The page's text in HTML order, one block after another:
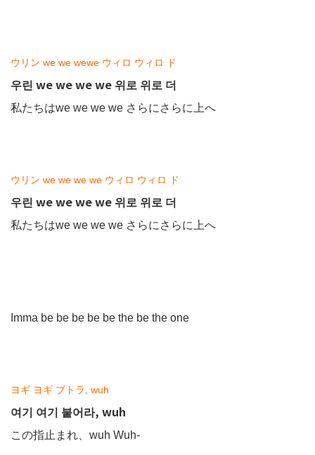
ウリン we we wewe ウィロ ウィロ ド
우린 we we we we 위로 위로 더
私たちはwe we we we さらにさらに上へ
ウリン we we we we ウィロ ウィロ ド
우린 we we we we 위로 위로 더
私たちはwe we we we さらにさらに上へ
Imma be be be be be the be the one
ヨギ ヨギ ブトラ, wuh
여기 여기 붙어라, wuh
この指止まれ、wuh Wuh-